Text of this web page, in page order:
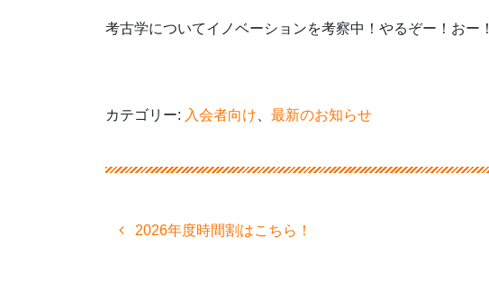
考古学についてイノベーションを考察中！やるぞー！おー！
カテゴリー: 入会者向け 最新のお知らせ
投
2026年度時間割はこちら！